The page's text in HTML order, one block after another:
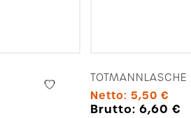
TOTMANNLASCHE
Netto: 5,50 €
Brutto: 6,60 €